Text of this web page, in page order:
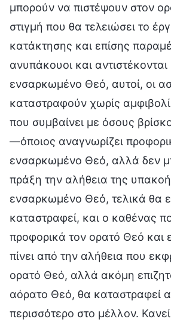
μπορούν να πιστέψουν στον
στιγμή που θα τελειώσει το
κατάκτησης και επίσης
ανυπάκουοι και
ενσαρκωμένο Θεό, αυτοί, οι
καταστραφούν χωρίς
που συμβαίνει με όσους
—όποιος αναγνωρίζει
ενσαρκωμένο Θεό, αλλά δεν
πράξη την αλήθεια της
ενσαρκωμένο Θεό, τελικά θα
καταστραφεί, και ο καθένας
προφορικά τον ορατό Θεό και
πίνει από την αλήθεια που
ορατό Θεό, αλλά ακόμη
αόρατο Θεό, θα καταστραφεί
περισσότερο στο μέλλον.